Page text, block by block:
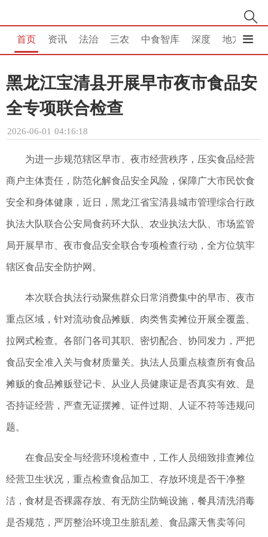
首页 资讯 法治 三农 中食智库 深度 地方
黑龙江宝清县开展早市夜市食品安
全专项联合检查
2026-06-01 04:16:18
为进一步规范辖区早市、夜市经营秩序，压实食品经营
商户主体责任，防范化解食品安全风险，保障广大市民饮食
安全和身体健康，近日，黑龙江省宝清县城市管理综合行政
执法大队联合公安局食药环大队、农业执法大队、市场监管
局开展早市、夜市食品安全联合专项检查行动，全方位筑牢
辖区食品安全防护网。
本次联合执法行动聚焦群众日常消费集中的早市、夜市
重点区域，针对流动食品摊贩、肉类售卖摊位开展全覆盖、
拉网式检查。各部门各司其职、密切配合、协同发力，严把
食品安全准入关与食材质量关。执法人员重点核查所有食品
摊贩的食品摊贩登记卡、从业人员健康证是否真实有效、是
否持证经营，严查无证摆摊、证件过期、人证不符等违规问
题。
在食品安全与经营环境检查中，工作人员细致排查摊位
经营卫生状况，重点检查食品加工、存放环境是否干净整
洁，食材是否裸露存放、有无防尘防蝇设施，餐具清洗消毒
是否规范，严厉整治环境卫生脏乱差、食品露天售卖等问